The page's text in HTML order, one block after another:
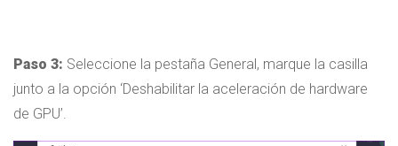
Paso 3: Seleccione la pestaña General, marque la casilla
junto a la opción ‘Deshabilitar la aceleración de hardware
de GPU’.